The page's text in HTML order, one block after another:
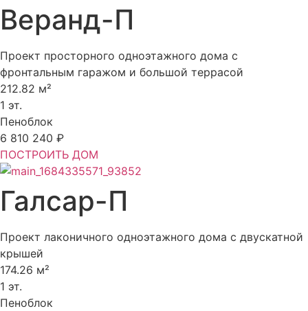
Веранд-П
Проект просторного одноэтажного дома с
фронтальным гаражом и большой террасой
212.82 м²
1 эт.
Пеноблок
6 810 240 ₽
ПОСТРОИТЬ ДОМ
Галсар-П
Проект лаконичного одноэтажного дома с двускатной
крышей
174.26 м²
1 эт.
Пеноблок